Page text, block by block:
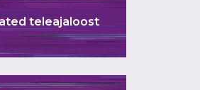
teleajaloost